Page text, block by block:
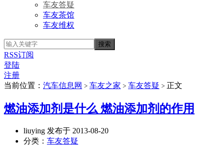
车友答疑
车友茶馆
车友维权
RSS订阅
登陆
注册
当前位置： 汽车信息网 > 车友之家 > 车友答疑 > 正文
燃油添加剂是什么 燃油添加剂的作用
liuying 发布于 2013-08-20
分类： 车友答疑